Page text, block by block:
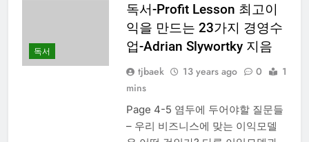
독서
독서-Profit Lesson 최고이
익을 만드는 23가지 경영수
업-Adrian Slywortky 지음
tjbaek 13 years ago 0
1
mins
Page 4-5 염두에 두어야할 질문들
– 우리 비즈니스에 맞는 이익모델